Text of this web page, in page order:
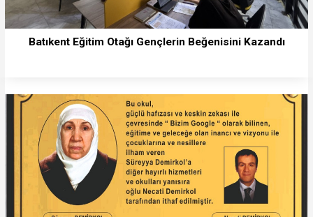
Batıkent Eğitim Otağı Gençlerin Beğenisini Kazandı